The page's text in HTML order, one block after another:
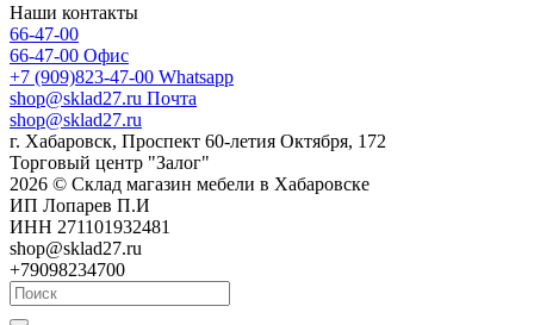
Наши контакты
66-47-00
66-47-00 Офис
+7 (909)823-47-00 Whatsapp
shop@sklad27.ru Почта
shop@sklad27.ru
г. Хабаровск, Проспект 60-летия Октября, 172
Торговый центр "Залог"
2026 © Склад магазин мебели в Хабаровске
ИП Лопарев П.И
ИНН 271101932481
shop@sklad27.ru
+79098234700